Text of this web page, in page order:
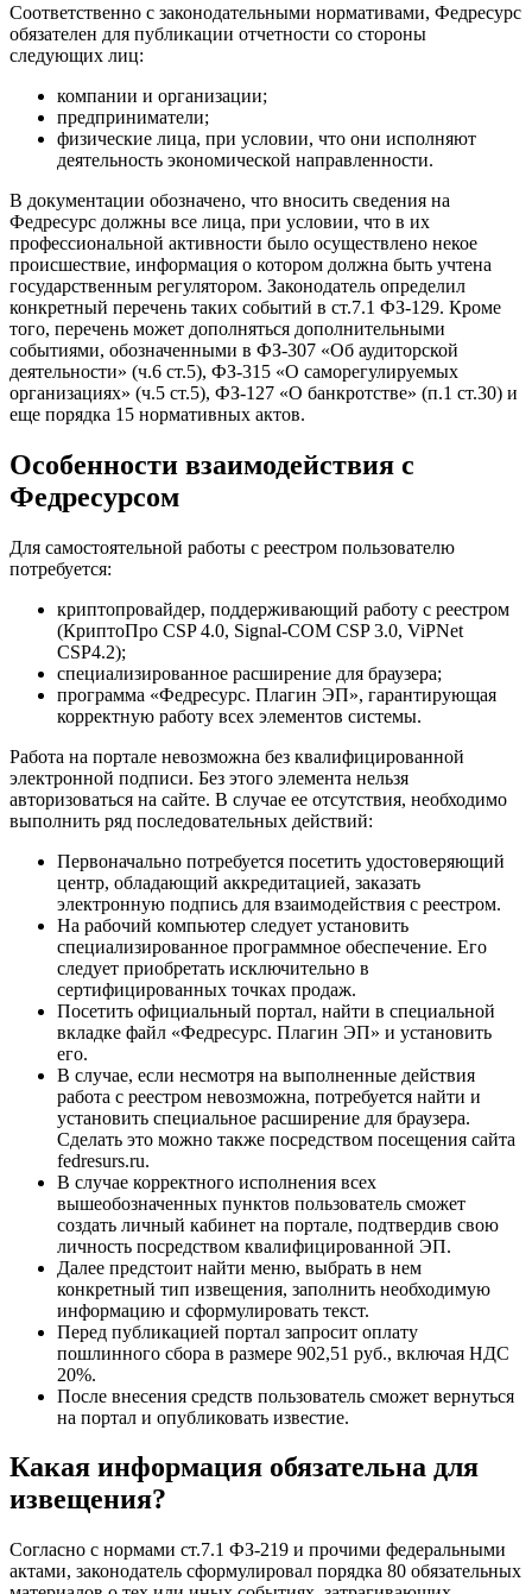
Соответственно с законодательными нормативами, Федресурс
обязателен для публикации отчетности со стороны
следующих лиц:
компании и организации;
предприниматели;
физические лица, при условии, что они исполняют
деятельность экономической направленности.
В документации обозначено, что вносить сведения на
Федресурс должны все лица, при условии, что в их
профессиональной активности было осуществлено некое
происшествие, информация о котором должна быть учтена
государственным регулятором. Законодатель определил
конкретный перечень таких событий в ст.7.1 ФЗ-129. Кроме
того, перечень может дополняться дополнительными
событиями, обозначенными в ФЗ-307 «Об аудиторской
деятельности» (ч.6 ст.5), ФЗ-315 «О саморегулируемых
организациях» (ч.5 ст.5), ФЗ-127 «О банкротстве» (п.1 ст.30) и
еще порядка 15 нормативных актов.
Особенности взаимодействия с
Федресурсом
Для самостоятельной работы с реестром пользователю
потребуется:
криптопровайдер, поддерживающий работу с реестром
(КриптоПро CSP 4.0, Signal-COM CSP 3.0, ViPNet
CSP4.2);
специализированное расширение для браузера;
программа «Федресурс. Плагин ЭП», гарантирующая
корректную работу всех элементов системы.
Работа на портале невозможна без квалифицированной
электронной подписи. Без этого элемента нельзя
авторизоваться на сайте. В случае ее отсутствия, необходимо
выполнить ряд последовательных действий:
Первоначально потребуется посетить удостоверяющий
центр, обладающий аккредитацией, заказать
электронную подпись для взаимодействия с реестром.
На рабочий компьютер следует установить
специализированное программное обеспечение. Его
следует приобретать исключительно в
сертифицированных точках продаж.
Посетить официальный портал, найти в специальной
вкладке файл «Федресурс. Плагин ЭП» и установить
его.
В случае, если несмотря на выполненные действия
работа с реестром невозможна, потребуется найти и
установить специальное расширение для браузера.
Сделать это можно также посредством посещения сайта
fedresurs.ru.
В случае корректного исполнения всех
вышеобозначенных пунктов пользователь сможет
создать личный кабинет на портале, подтвердив свою
личность посредством квалифицированной ЭП.
Далее предстоит найти меню, выбрать в нем
конкретный тип извещения, заполнить необходимую
информацию и сформулировать текст.
Перед публикацией портал запросит оплату
пошлинного сбора в размере 902,51 руб., включая НДС
20%.
После внесения средств пользователь сможет вернуться
на портал и опубликовать известие.
Какая информация обязательна для
извещения?
Согласно с нормами ст.7.1 ФЗ-219 и прочими федеральными
актами, законодатель сформулировал порядка 80 обязательных